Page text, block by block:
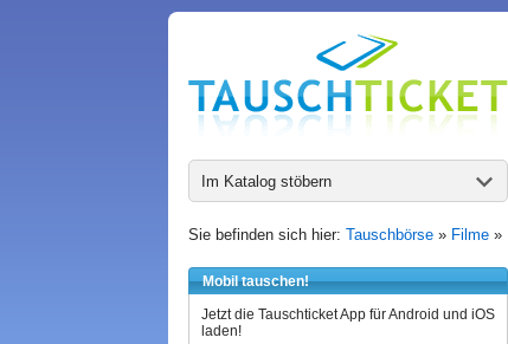
Im Katalog stöbern
Sie befinden sich hier: Tauschbörse » Filme »
Mobil tauschen!
Jetzt die Tauschticket App für Android und iOS
laden!